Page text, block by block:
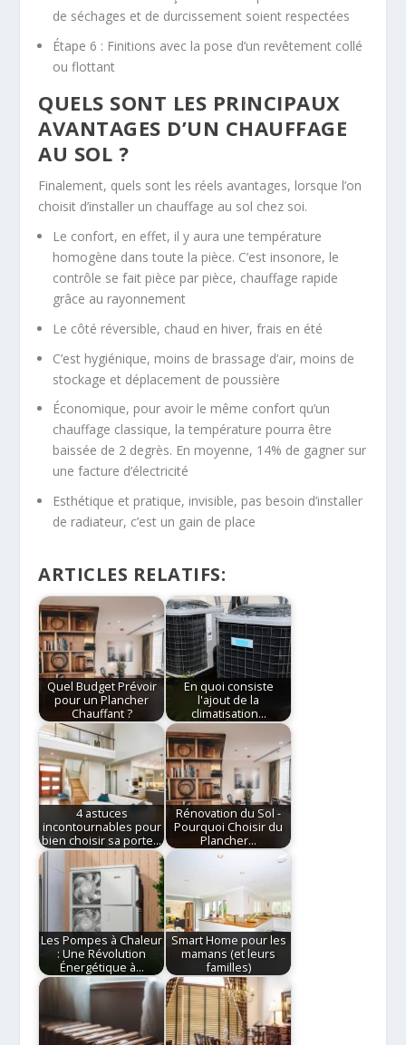
de séchages et de durcissement soient respectées
Étape 6 : Finitions avec la pose d’un revêtement collé
ou flottant
QUELS SONT LES PRINCIPAUX
AVANTAGES D’UN CHAUFFAGE
AU SOL ?
Finalement, quels sont les réels avantages, lorsque l’on
choisit d’installer un chauffage au sol chez soi.
Le confort, en effet, il y aura une température
homogène dans toute la pièce. C’est insonore, le
contrôle se fait pièce par pièce, chauffage rapide
grâce au rayonnement
Le côté réversible, chaud en hiver, frais en été
C’est hygiénique, moins de brassage d’air, moins de
stockage et déplacement de poussière
Économique, pour avoir le même confort qu’un
chauffage classique, la température pourra être
baissée de 2 degrès. En moyenne, 14% de gagner sur
une facture d’électricité
Esthétique et pratique, invisible, pas besoin d’installer
de radiateur, c’est un gain de place
ARTICLES RELATIFS:
Quel Budget Prévoir
pour un Plancher
Chauffant ?
En quoi consiste
l'ajout de la
climatisation…
4 astuces
incontournables pour
bien choisir sa porte…
Rénovation du Sol -
Pourquoi Choisir du
Plancher…
Les Pompes à Chaleur
: Une Révolution
Énergétique à…
Smart Home pour les
mamans (et leurs
familles)